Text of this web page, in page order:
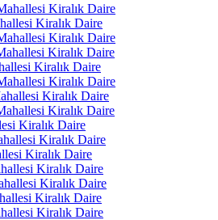
Kiralık Daire
Kiralık Daire
Kiralık Daire
Kiralık Daire
Kiralık Daire
Kiralık Daire
Kiralık Daire
Kiralık Daire
Kiralık Daire
Kiralık Daire
Kiralık Daire
Kiralık Daire
Kiralık Daire
Kiralık Daire
Kiralık Daire